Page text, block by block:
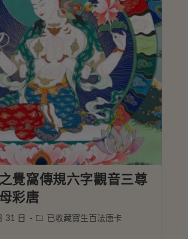
覺窩傳規六字觀音三尊
彩唐
31 日 已收藏寶生百法唐卡